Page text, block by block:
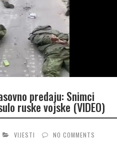
predaju: Snimci
ruske vojske (VIDEO)
VIJESTI NO COMMENTS